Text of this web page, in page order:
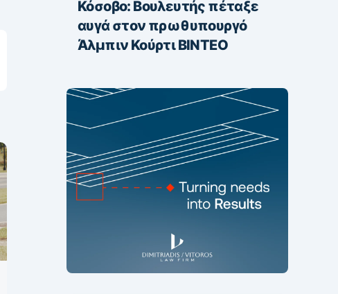
Κόσοβο: Βουλευτής πέταξε
αυγά στον πρωθυπουργό
Άλμπιν Κούρτι ΒΙΝΤΕΟ